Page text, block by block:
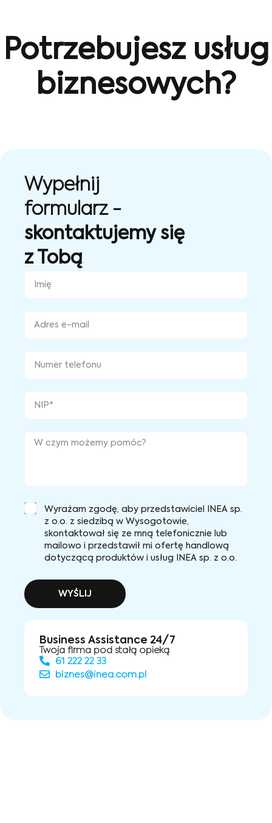
Potrzebujesz usług
biznesowych?
Wypełnij
formularz -
skontaktujemy się
z Tobą
Wyrażam zgodę, aby przedstawiciel INEA sp.
z o.o. z siedzibą w Wysogotowie,
skontaktował się ze mną telefonicznie lub
mailowo i przedstawił mi ofertę handlową
dotyczącą produktów i usług INEA sp. z o.o.
WYŚLIJ
Business Assistance 24/7
Twoja firma pod stałą opieką
61 222 22 33
biznes@inea.com.pl